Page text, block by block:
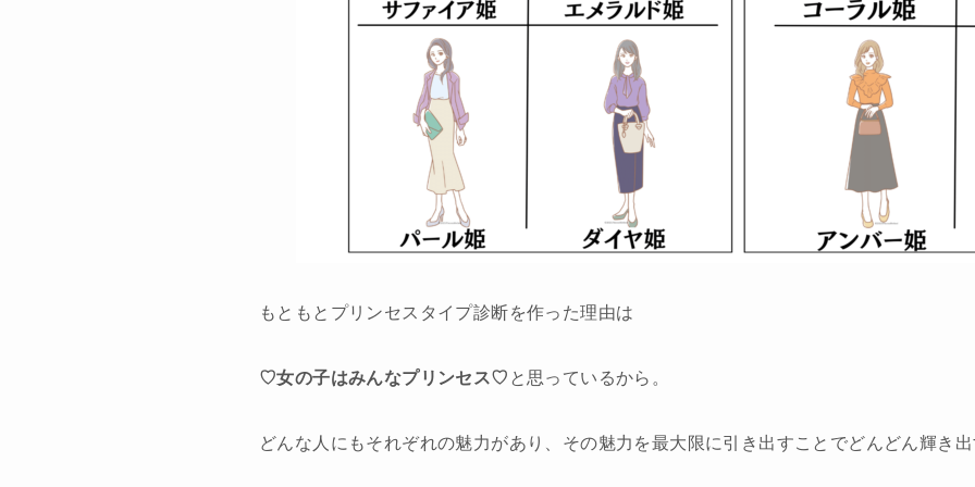
もともとプリンセスタイプ診断を作った理由は
♡女の子はみんなプリンセス♡ と思っているから。
どんな人にもそれぞれの魅力があり、その魅力を最大限に引き出すことでどんどん輝き